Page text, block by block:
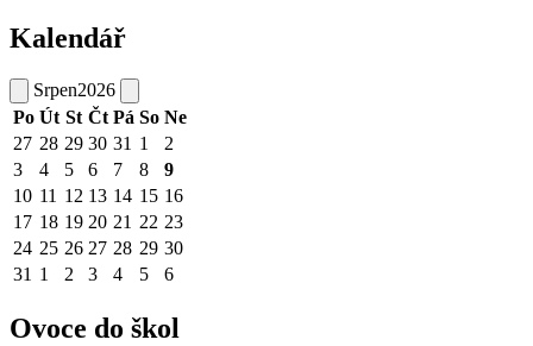
Kalendář
Srpen2026
Po Út St Čt Pá So Ne
27 28 29 30 31 1
2
3
4 5 6 7 8
9
10 11 12 13 14 15 16
17 18 19 20 21 22 23
24 25 26 27 28 29 30
31 1 2 3 4 5 6
Ovoce do škol